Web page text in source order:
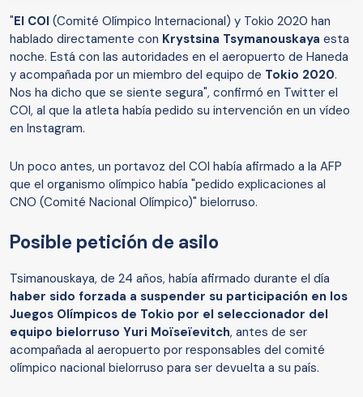
"El COI (Comité Olímpico Internacional) y Tokio 2020 han
hablado directamente con Krystsina Tsymanouskaya esta
noche. Está con las autoridades en el aeropuerto de Haneda
y acompañada por un miembro del equipo de Tokio 2020.
Nos ha dicho que se siente segura", confirmó en Twitter el
COI, al que la atleta había pedido su intervención en un vídeo
en Instagram.
Un poco antes, un portavoz del COI había afirmado a la AFP
que el organismo olímpico había "pedido explicaciones al
CNO (Comité Nacional Olímpico)" bielorruso.
Posible petición de asilo
Tsimanouskaya, de 24 años, había afirmado durante el día
haber sido forzada a suspender su participación en los
Juegos Olímpicos de Tokio por el seleccionador del
equipo bielorruso Yuri Moïseïevitch, antes de ser
acompañada al aeropuerto por responsables del comité
olímpico nacional bielorruso para ser devuelta a su país.